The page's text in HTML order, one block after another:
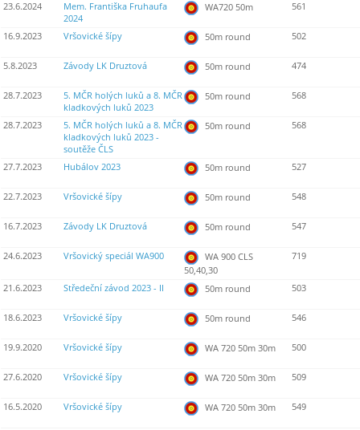
23.6.2024
Mem. Františka Fruhaufa
2024
WA720 50m 561
16.9.2023 Vršovické šípy 50m round 502
5.8.2023 Závody LK Druztová 50m round 474
28.7.2023
5. MČR holých luků a 8. MČR
kladkových luků 2023
50m round 568
28.7.2023
5. MČR holých luků a 8. MČR
kladkových luků 2023 -
soutěže ČLS
50m round 568
27.7.2023 Hubálov 2023 50m round 527
22.7.2023 Vršovické šípy 50m round 548
16.7.2023 Závody LK Druztová 50m round 547
24.6.2023 Vršovický speciál WA900
WA 900 CLS
50,40,30
719
21.6.2023 Středeční závod 2023 - II 50m round 503
18.6.2023 Vršovické šípy 50m round 546
19.9.2020 Vršovické šípy WA 720 50m 30m 500
27.6.2020 Vršovické šípy WA 720 50m 30m 509
16.5.2020 Vršovické šípy WA 720 50m 30m 549